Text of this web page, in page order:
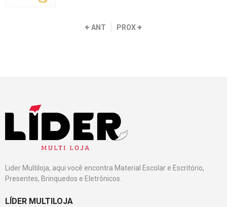
ANT PROX
Lider Multiloja, aqui você encontra Material Escolar e Escritório,
Presentes, Brinquedos e Eletrônicos.
LÍDER MULTILOJA